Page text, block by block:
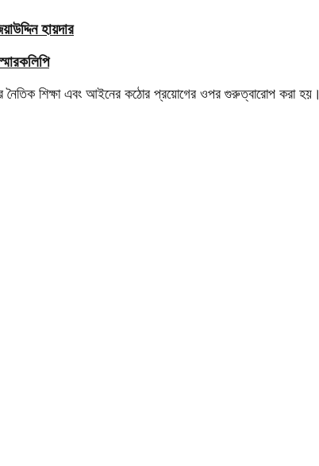
হায়দার
নৈতিক শিক্ষা এবং আইনের কঠোর প্রয়োগের ওপর গুরুত্বারোপ করা হয়।